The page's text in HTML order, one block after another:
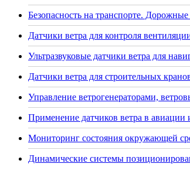
Безопасность на транспорте.
Датчики ветра для контроля
Ультразвуковые датчики ветра для
Датчики ветра для строительных
Управление ветрогенераторами,
Применение датчиков ветра в авиации
Мониторинг состояния окружающей
Динамические системы